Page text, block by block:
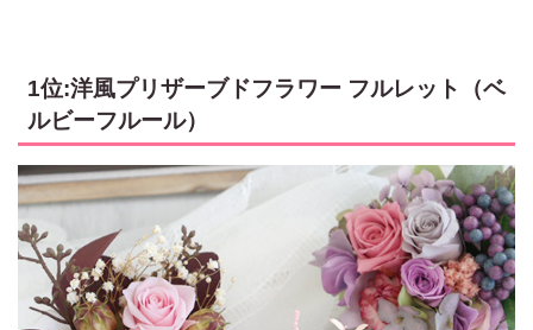
1位:洋風プリザーブドフラワー フルレット（ベ
ルビーフルール）